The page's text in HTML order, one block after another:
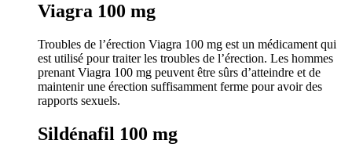
Viagra 100 mg
Troubles de l’érection Viagra 100 mg est un médicament qui
est utilisé pour traiter les troubles de l’érection. Les hommes
prenant Viagra 100 mg peuvent être sûrs d’atteindre et de
maintenir une érection suffisamment ferme pour avoir des
rapports sexuels.
Sildénafil 100 mg